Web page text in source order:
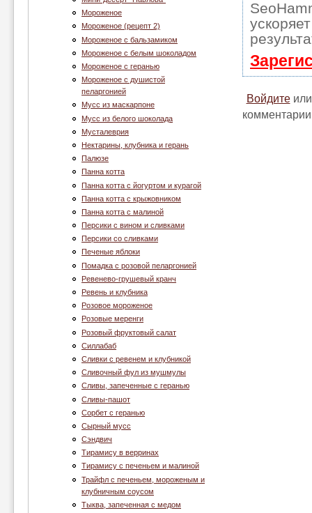
Мороженое
Мороженое (рецепт 2)
Мороженое с бальзамиком
Мороженое с белым шоколадом
Мороженое с геранью
Мороженое с душистой
пеларгонией
Муcc из маскарпоне
Мусс из белого шоколада
Мусталеврия
Нектарины, клубника и герань
Палюзе
Панна котта
Панна котта с йогуртом и курагой
Панна котта с крыжовником
Панна котта с малиной
Персики с вином и сливками
Персики со сливками
Печеные яблоки
Помадка с розовой пеларгонией
Ревенево-грушевый кранч
Ревень и клубника
Розовое мороженое
Розовые меренги
Розовый фруктовый салат
Силлабаб
Сливки с ревенем и клубникой
Сливочный фул из мушмулы
Сливы, запеченные с геранью
Сливы-пашот
Сорбет с геранью
Сырный мусс
Сэндвич
Тирамису в верринах
Тирамису с печеньем и малиной
Трайфл с печеньем, мороженым и
клубничным соусом
Тыква, запеченная с медом
Войдите
комментарии